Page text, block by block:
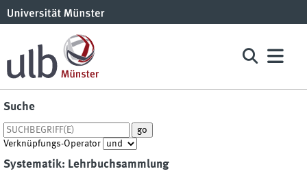
Suche
Verknüpfungs-Operator
Systematik: Lehrbuchsammlung